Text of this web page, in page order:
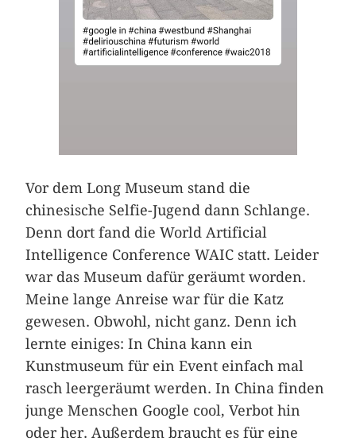
Vor dem Long Museum stand die
chinesische Selfie-Jugend dann Schlange.
Denn dort fand die World Artificial
Intelligence Conference WAIC statt. Leider
war das Museum dafür geräumt worden.
Meine lange Anreise war für die Katz
gewesen. Obwohl, nicht ganz. Denn ich
lernte einiges: In China kann ein
Kunstmuseum für ein Event einfach mal
rasch leergeräumt werden. In China finden
junge Menschen Google cool, Verbot hin
oder her. Außerdem braucht es für eine